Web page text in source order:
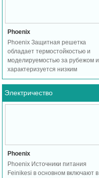
Phoenix
Phoenix Защитная решетка
обладает термостойкостью и
моделируемостью за рубежом и
характеризуется низким
энергопотреблением и низкими
Электричество
Phoenix
Phoenix Источники питания
Feinikesi в основном включают в